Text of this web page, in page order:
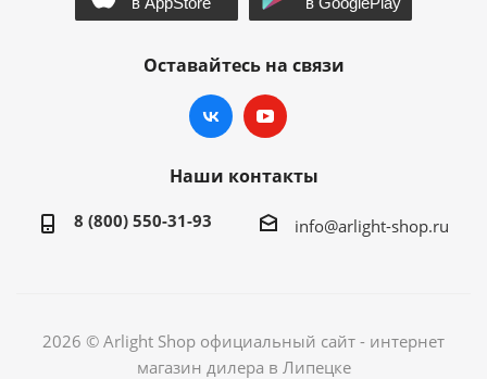
Оставайтесь на связи
Наши контакты
8 (800) 550-31-93 info@arlight-shop.ru
2026 © Arlight Shop официальный сайт - интернет
магазин дилера в Липецке